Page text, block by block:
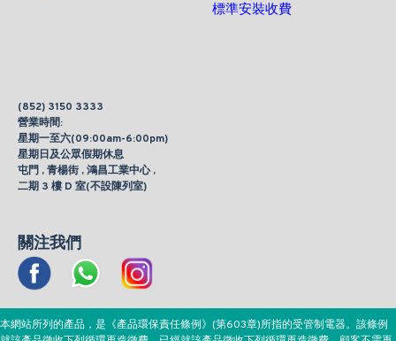
標準安裝收費
(852) 3150 3333
營業時間:
星期一至六(09:00am-6:00pm)
星期日及公眾假期休息
屯門 , 青楊街 , 鴻昌工業中心 ,
二期 3 樓 D 室(不設陳列室)
關注我們
本網站所列的產品，是《產品環保責任條例》(第603章)所指的受管制電器。該條例